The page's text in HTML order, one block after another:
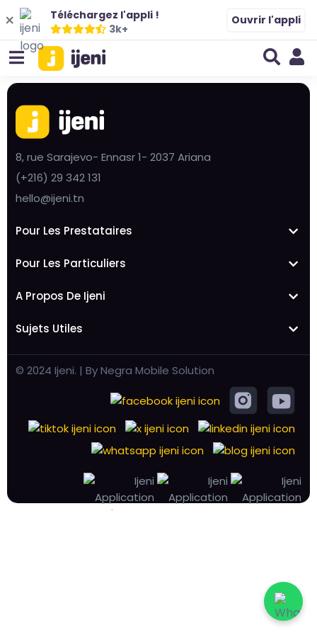
Téléchargez l'appli !
3k+
Ouvrir l'appli
8, rue Sarajevo- Ennasr 1- 2037 Ariana
(+216) 29 342 131
hello@ijeni.tn
Pour Les Prestataires
Pour Les Particuliers
A Propos De Ijeni
Sujets Utiles
© 2024 Ijeni. | By Negra Mobile Solution